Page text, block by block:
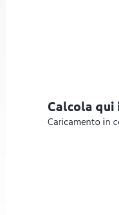
Calcola
Caricamento in